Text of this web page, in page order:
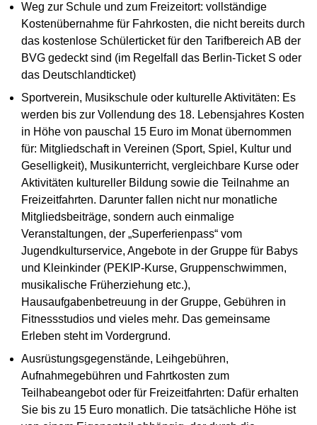
Weg zur Schule und zum Freizeitort: vollständige
Kostenübernahme für Fahrkosten, die nicht bereits durch
das kostenlose Schülerticket für den Tarifbereich AB der
BVG gedeckt sind (im Regelfall das Berlin-Ticket S oder
das Deutschlandticket)
Sportverein, Musikschule oder kulturelle Aktivitäten: Es
werden bis zur Vollendung des 18. Lebensjahres Kosten
in Höhe von pauschal 15 Euro im Monat übernommen
für: Mitgliedschaft in Vereinen (Sport, Spiel, Kultur und
Geselligkeit), Musikunterricht, vergleichbare Kurse oder
Aktivitäten kultureller Bildung sowie die Teilnahme an
Freizeitfahrten. Darunter fallen nicht nur monatliche
Mitgliedsbeiträge, sondern auch einmalige
Veranstaltungen, der „Superferienpass“ vom
Jugendkulturservice, Angebote in der Gruppe für Babys
und Kleinkinder (PEKIP-Kurse, Gruppenschwimmen,
musikalische Früherziehung etc.),
Hausaufgabenbetreuung in der Gruppe, Gebühren in
Fitnessstudios und vieles mehr. Das gemeinsame
Erleben steht im Vordergrund.
Ausrüstungsgegenstände, Leihgebühren,
Aufnahmegebühren und Fahrtkosten zum
Teilhabeangebot oder für Freizeitfahrten: Dafür erhalten
Sie bis zu 15 Euro monatlich. Die tatsächliche Höhe ist